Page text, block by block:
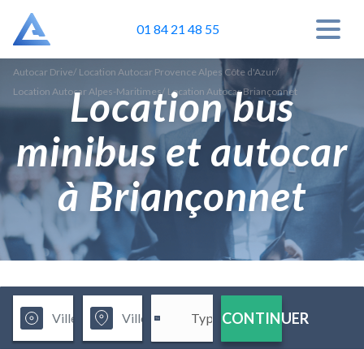
01 84 21 48 55
Autocar Drive/ Location Autocar Provence Alpes Côte d'Azur/
Location Autocar Alpes-Maritimes/ Location Autocar Briançonnet
Location bus
minibus et autocar
à Briançonnet
CONTINUER